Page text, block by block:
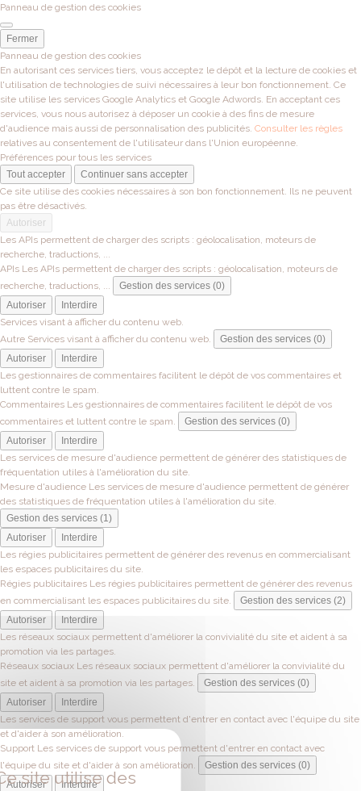
Panneau de gestion des cookies
Fermer
Panneau de gestion des cookies
En autorisant ces services tiers, vous acceptez le dépôt et la lecture de cookies et
l'utilisation de technologies de suivi nécessaires à leur bon fonctionnement. Ce
site utilise les services Google Analytics et Google Adwords. En acceptant ces
services, vous nous autorisez à déposer un cookie à des fins de mesure
d'audience mais aussi de personnalisation des publicités. Consulter les règles
relatives au consentement de l'utilisateur dans l'Union européenne.
Préférences pour tous les services
Tout accepter
Continuer sans accepter
Ce site utilise des cookies nécessaires à son bon fonctionnement. Ils ne peuvent
pas être désactivés.
Autoriser
Les APIs permettent de charger des scripts : géolocalisation, moteurs de
recherche, traductions, ...
APIs Les APIs permettent de charger des scripts : géolocalisation, moteurs de
recherche, traductions, ...
Gestion des services (0)
Autoriser
Interdire
Services visant à afficher du contenu web.
Autre Services visant à afficher du contenu web.
Gestion des services (0)
Autoriser
Interdire
Les gestionnaires de commentaires facilitent le dépôt de vos commentaires et
luttent contre le spam.
Commentaires Les gestionnaires de commentaires facilitent le dépôt de vos
commentaires et luttent contre le spam.
Gestion des services (0)
Autoriser
Interdire
Les services de mesure d'audience permettent de générer des statistiques de
fréquentation utiles à l'amélioration du site.
Mesure d'audience Les services de mesure d'audience permettent de générer
des statistiques de fréquentation utiles à l'amélioration du site.
Gestion des services (1)
Autoriser
Interdire
Les régies publicitaires permettent de générer des revenus en commercialisant
les espaces publicitaires du site.
Régies publicitaires Les régies publicitaires permettent de générer des revenus
en commercialisant les espaces publicitaires du site.
Gestion des services (2)
Autoriser
Interdire
Les réseaux sociaux permettent d'améliorer la convivialité du site et aident à sa
promotion via les partages.
Réseaux sociaux Les réseaux sociaux permettent d'améliorer la convivialité du
site et aident à sa promotion via les partages.
Gestion des services (0)
Autoriser
Interdire
Les services de support vous permettent d'entrer en contact avec l'équipe du site
et d'aider à son amélioration.
Support Les services de support vous permettent d'entrer en contact avec
l'équipe du site et d'aider à son amélioration.
Gestion des services (0)
Autoriser
Interdire
site utilise des